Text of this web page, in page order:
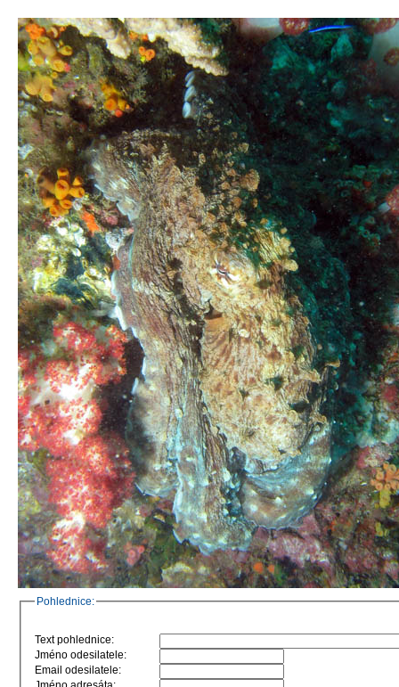
Pohlednice:
Text pohlednice:
Jméno odesilatele:
Email odesilatele: